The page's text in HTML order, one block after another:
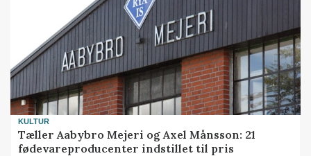
KULTUR
Tæller Aabybro Mejeri og Axel Månsson: 21
fødevareproducenter indstillet til pris